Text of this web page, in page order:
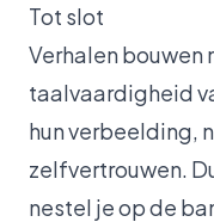
Tot slot
Verhalen bouwen
taalvaardigheid
hun verbeelding,
zelfvertrouwen.
nestel je op de